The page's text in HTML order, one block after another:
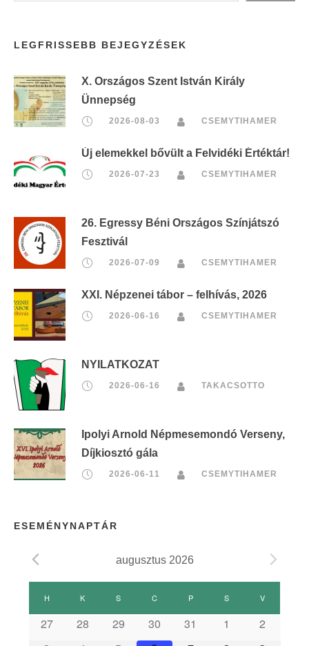
LEGFRISSEBB BEJEGYZÉSEK
X. Országos Szent István Király
Ünnepség
2026-08-03 CSEMYTIHAMER
Új elemekkel bővült a Felvidéki Értéktár!
2026-07-23 CSEMYTIHAMER
26. Egressy Béni Országos Színjátszó
Fesztivál
2026-07-09 CSEMYTIHAMER
XXI. Népzenei tábor – felhívás, 2026
2026-06-16 CSEMYTIHAMER
NYILATKOZAT
2026-06-16 TAKACSOTTO
Ipolyi Arnold Népmesemondó Verseny,
Díjkiosztó gála
2026-06-11 CSEMYTIHAMER
ESEMÉNYNAPTÁR
augusztus 2026
EH K S CCSÜTÖRTÖK
PPÉNTEK SSZOMBAT
VVASÁRNAP
27 28 29 30 31 1
2